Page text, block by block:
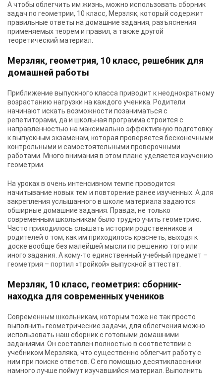
А чтобы облегчить им жизнь, можно использовать сборник
задач по геометрии, 10 класс, Мерзляк, который содержит
правильные ответы на домашние задания, разъяснения
применяемых теорем и правил, а также другой
теоретический материал.
Мерзляк, геометрия, 10 класс, решебник для
домашней работы
Приближение выпускного класса приводит к неоднократному
возрастанию нагрузки на каждого ученика. Родители
начинают искать возможности позаниматься с
репетиторами, да и школьная программа строится с
направленностью на максимально эффективную подготовку
к выпускным экзаменам, которая проверяется бесконечными
контрольными и самостоятельными проверочными
работами. Много внимания в этом плане уделяется изучению
геометрии.
На уроках в очень интенсивном темпе проводится
начитывание новых тем и повторение ранее изученных. А для
закрепления услышанного в школе материала задаются
обширные домашние задания. Правда, не только
современным школьникам было трудно учить геометрию.
Часто приходилось слышать истории родственников и
родителей о том, как им приходилось краснеть, выходя к
доске вообще без малейшей мысли по решению того или
иного задания. А кому-то единственный учебный предмет –
геометрия – портил «тройкой» выпускной аттестат.
Мерзляк, 10 класс, геометрия: сборник-
находка для современных учеников
Современным школьникам, которым тоже не так просто
выполнить геометрические задачи, для облегчения можно
использовать наш сборник с готовыми домашними
заданиями. Он составлен полностью в соответствии с
учебником Мерзляка, что существенно облегчит работу с
ним при поиске ответов. С его помощью десятиклассники
намного лучше поймут изучавшийся материал. Выполнить